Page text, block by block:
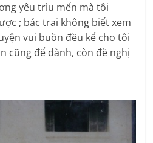
yêu trìu mến mà tôi
; bác trai không biết xem
vui buồn đều kể cho tôi
cũng để dành, còn đề nghị